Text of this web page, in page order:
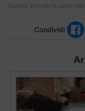
Questo articolo fa parte
Condividi